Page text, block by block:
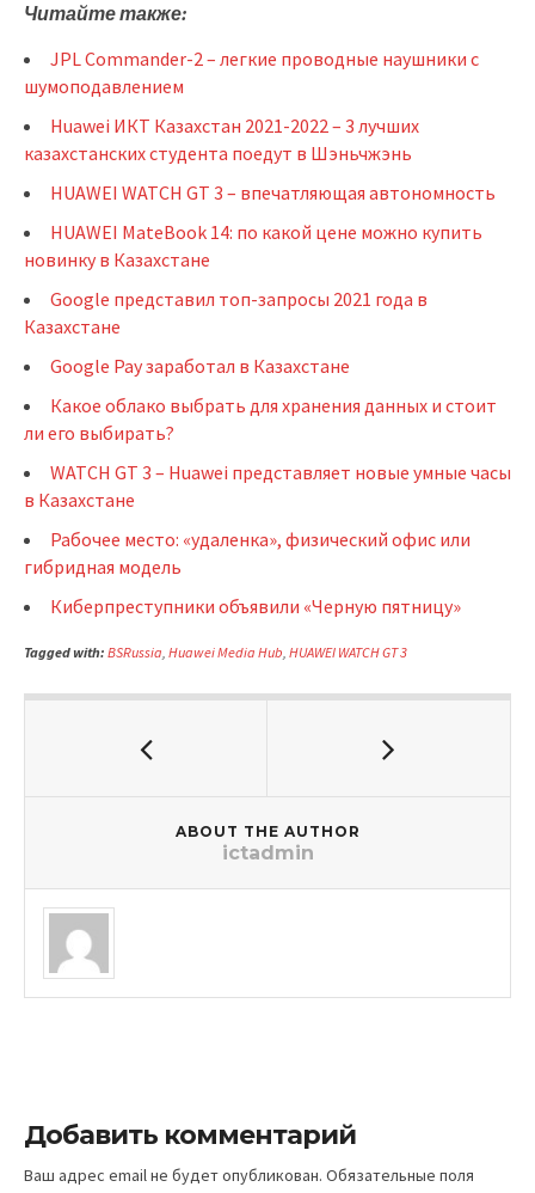
Читайте также:
JPL Commander-2 – легкие проводные наушники с
шумоподавлением
Huawei ИКТ Казахстан 2021-2022 – 3 лучших
казахстанских студента поедут в Шэньчжэнь
HUAWEI WATCH GT 3 – впечатляющая автономность
HUAWEI MateBook 14: по какой цене можно купить
новинку в Казахстане
Google представил топ-запросы 2021 года в
Казахстане
Google Pay заработал в Казахстане
Какое облако выбрать для хранения данных и стоит
ли его выбирать?
WATCH GT 3 – Huawei представляет новые умные часы
в Казахстане
Рабочее место: «удаленка», физический офис или
гибридная модель
Киберпреступники объявили «Черную пятницу»
Tagged with: BSRussia, Huawei Media Hub, HUAWEI WATCH GT 3
ABOUT THE AUTHOR
ictadmin
Добавить комментарий
Ваш адрес email не будет опубликован. Обязательные поля